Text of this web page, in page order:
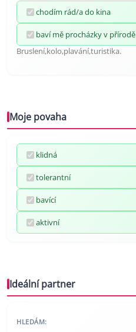
chodím rád/a do kina
baví mě procházky v přírodě
Bruslení,kolo,plavání,turistika.
Moje povaha
klidná
tolerantní
bavící
aktivní
Ideální partner
HLEDÁM: